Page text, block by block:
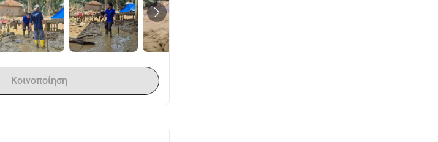
σημασία.
Κοινοποίηση